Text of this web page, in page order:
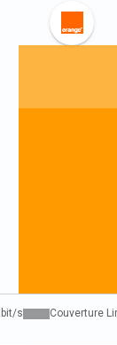
s Couverture